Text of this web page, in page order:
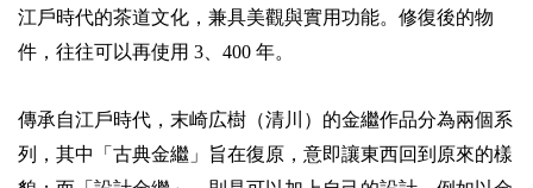
江戶時代的茶道文化，兼具美觀與實用功能。修復後的物
件，往往可以再使用 3、400 年。
傳承自江戶時代，末崎広樹（清川）的金繼作品分為兩個系
列，其中「古典金繼」旨在復原，意即讓東西回到原來的樣